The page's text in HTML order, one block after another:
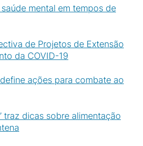
mental em tempos de
de Projetos de Extensão
da COVID-19
ações para combate ao
traz dicas sobre alimentação